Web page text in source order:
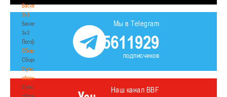
Баскетбол
3х3
Баскетбол
3х3
Лого[modid=121]
Сборные
Сборные
Мужские
сборные
Мужские
сборные
Мы в Telegram
5611929
подписчиков
Наш канал BBF